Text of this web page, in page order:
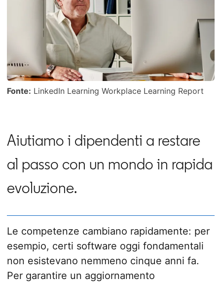
Fonte: LinkedIn Learning Workplace Learning Report
Aiutiamo i dipendenti a restare
al passo con un mondo in rapida
evoluzione.
Le competenze cambiano rapidamente: per
esempio, certi software oggi fondamentali
non esistevano nemmeno cinque anni fa.
Per garantire un aggiornamento